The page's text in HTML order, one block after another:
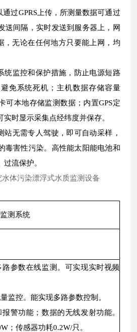
过GPRS上传，所测量数据可通过
送间隔，实时发送到服务器上，网
，无论在任何地方只要能上网，均
统监控和保护措施，防止电源短路
免系统死机；主机数据存储容量
可本地存储监测数据；内置GPS定
时显示采集点经纬度并保存。
站无需专人驾驶，即可自动采样，
毒害性污染。高性能太阳能电池和
流保护。
测系统
参数在线监测。可实现实时视频
监控。能实现多路参数控制。
警功能；数据的无线发射功能。
；传感器功耗0.2W/只。